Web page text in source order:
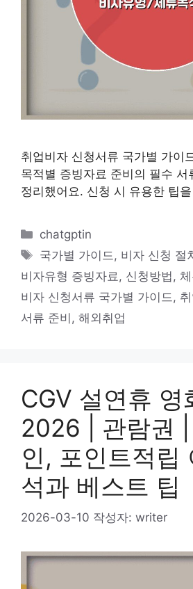
취업비자 신청서류 국가별 가이
목적별 증빙자료 준비의 필수 서
정리했어요. 신청 시 유용한 팁
카
테
리
chatgptin
태
그
국가별 가이드, 비자 신청 절
비자유형 증빙자료, 신청방법,
비자 신청서류 국가별 가이드,
서류 준비 , 해외취업
CGV 설연휴 영
2026 | 관람권
인, 포인트적립
석과 베스트 팁
2026-03-10 작성자: writer